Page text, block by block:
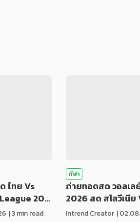
ไทย Vs
20…
| 3 min read
กีฬา
ถ่ายทอดสด วอลเล
2026 สด สโลวีเนี
Intrend Creator |